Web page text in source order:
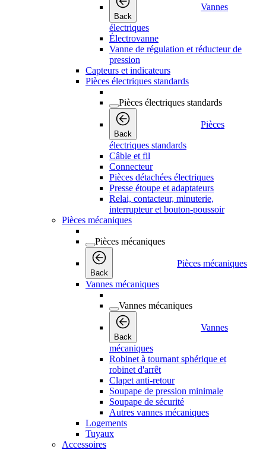
Back
Vannes
électriques
Électrovanne
Vanne de régulation et réducteur de
pression
Capteurs et indicateurs
Pièces électriques standards
Pièces électriques standards
Back
Pièces
électriques standards
Câble et fil
Connecteur
Pièces détachées électriques
Presse étoupe et adaptateurs
Relai, contacteur, minuterie,
interrupteur et bouton-poussoir
Pièces mécaniques
Pièces mécaniques
Back
Pièces mécaniques
Vannes mécaniques
Vannes mécaniques
Back
Vannes
mécaniques
Robinet à tournant sphérique et
robinet d'arrêt
Clapet anti-retour
Soupape de pression minimale
Soupape de sécurité
Autres vannes mécaniques
Logements
Tuyaux
Accessoires